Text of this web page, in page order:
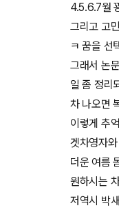
4.5.6.7월
그리고 고
ㅋ 꿈을 선
그래서 논
일 좀 정리
차 나오면
이렇게 추
겟차영자
더운 여름
원하시는
저역시 박